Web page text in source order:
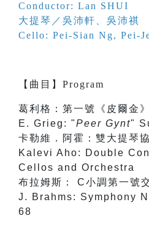
Conductor: Lan SHUI
大提琴／ 吳沛軒
吳沛祺
Cello: Pei-Sian Ng, Pei-
【 曲目 】 Program
葛利格：第一號《皮爾金
E. Grieg: "Peer Gynt"
卡勒維．阿霍：雙大提琴
Kalevi Aho: Double
Cellos and Orchestra
布拉姆斯： C小調第一號
J. Brahms: Symphony
68